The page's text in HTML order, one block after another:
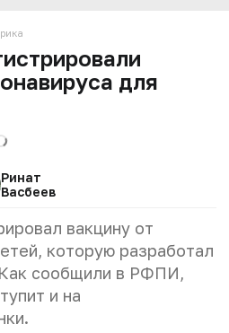
для
Ринат
Васбеев
вакцину от
которую разработал
сообщили в РФПИ,
и на